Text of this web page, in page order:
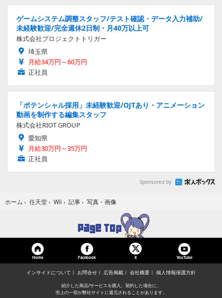
ゲームシステム調整スタッフ/テスト確認・データ入力補助/
未経験歓迎/完全週休2日制・月40万以上可
株式会社プロジェクトトリガー
埼玉県
月給34万円～60万円
正社員
「ポテンシャル採用」未経験歓迎/OJTあり・アニメーション
動画を制作する編集スタッフ
株式会社RIOT GROUP
愛知県
月給30万円～35万円
正社員
Sponsored by
ホーム › 任天堂 › Wii › 記事 › 写真・画像
Home Facebook X YouTube
インサイドについて お問合せ 広告掲載 会社概要 個人情報保護方針
紹介した商品/サービスを購入、契約した場合に、
売上の一部が弊社サイトに還元されることがあります。